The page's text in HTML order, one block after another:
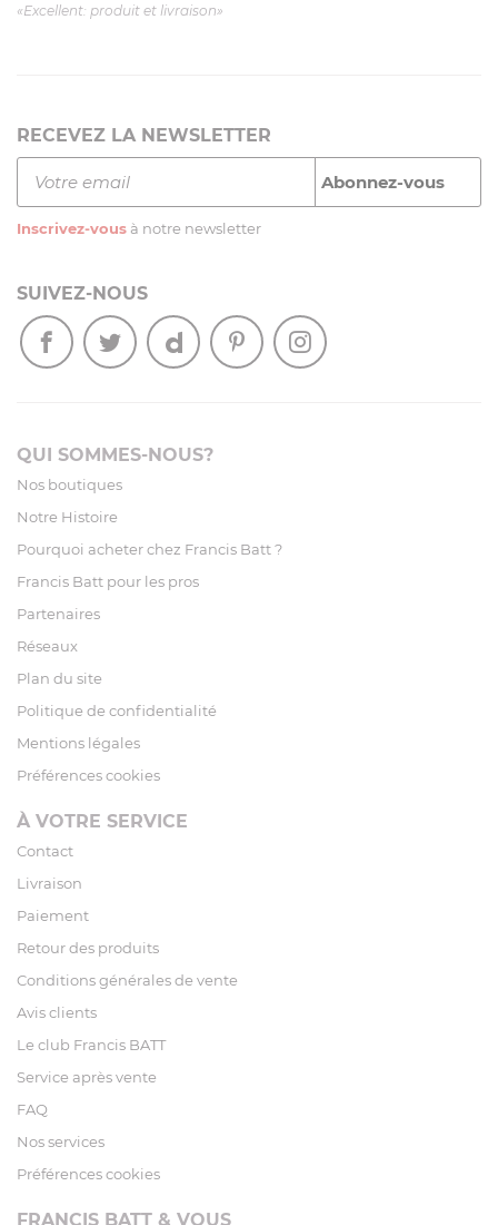
«Excellent: produit et livraison»
RECEVEZ LA NEWSLETTER
Inscrivez-vous à notre newsletter
SUIVEZ-NOUS
QUI SOMMES-NOUS?
Nos boutiques
Notre Histoire
Pourquoi acheter chez Francis Batt ?
Francis Batt pour les pros
Partenaires
Réseaux
Plan du site
Politique de confidentialité
Mentions légales
Préférences cookies
À VOTRE SERVICE
Contact
Livraison
Paiement
Retour des produits
Conditions générales de vente
Avis clients
Le club Francis BATT
Service après vente
FAQ
Nos services
Préférences cookies
FRANCIS BATT & VOUS